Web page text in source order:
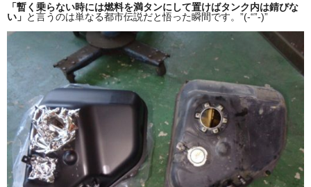
「暫く乗らない時には燃料を満タンにして置けばタンク内は錆びな
い」 と言うのは単なる都市伝説だと悟った瞬間です。”(-“”-)”